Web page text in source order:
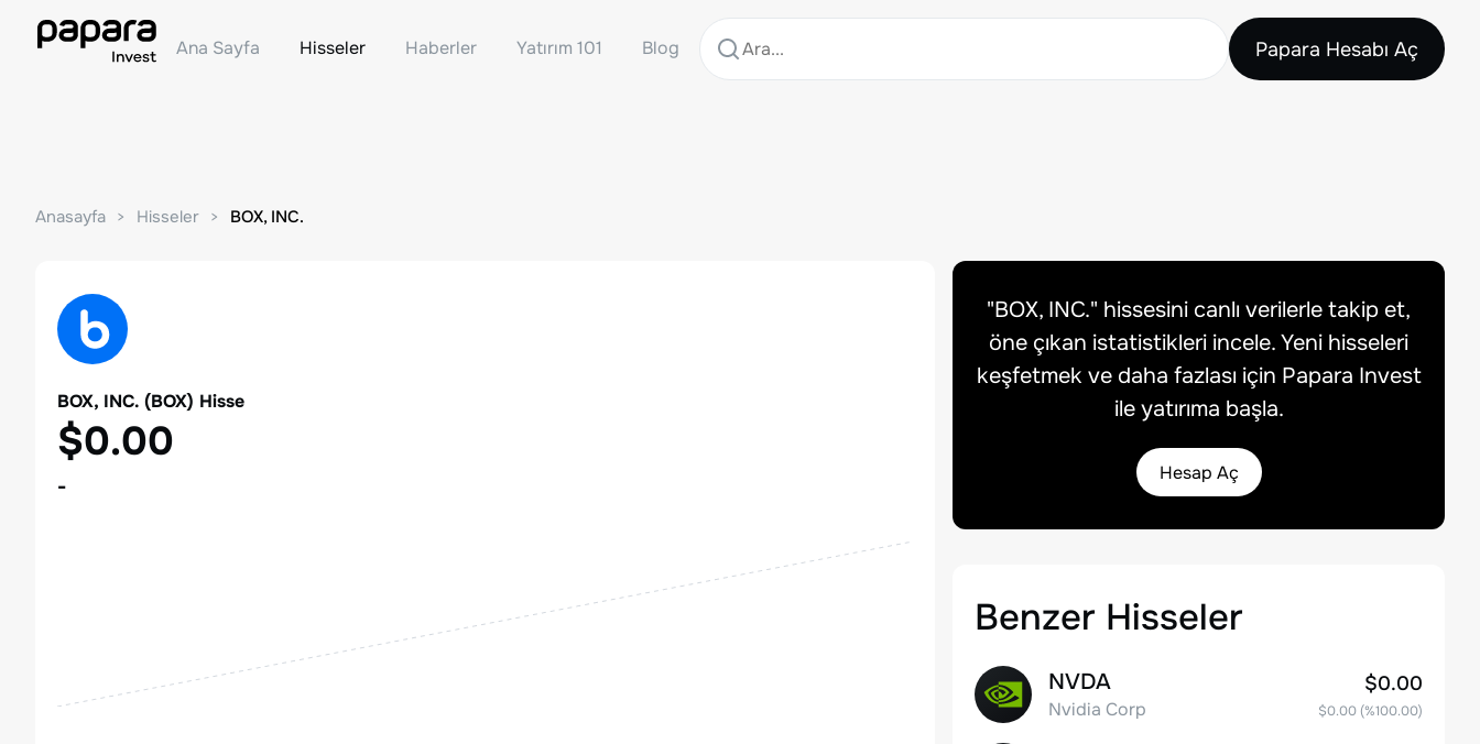
Ana Sayfa Hisseler Haberler Yatırım 101 Blog Papara Hesabı Aç
Anasayfa Hisseler BOX, INC.
BOX, INC. (BOX) Hisse
$0.00
-
"BOX, INC." hissesini canlı verilerle takip et,
öne çıkan istatistikleri incele. Yeni hisseleri
keşfetmek ve daha fazlası için Papara Invest
ile yatırıma başla.
Hesap Aç
Benzer Hisseler
NVDA
Nvidia Corp
$0.00
$0.00(%100.00)